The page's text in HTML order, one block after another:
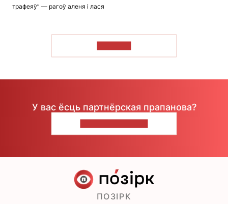
трафеяў” — рагоў аленя і лася
У вас ёсць партнёрская прапанова?
ПОЗІРК